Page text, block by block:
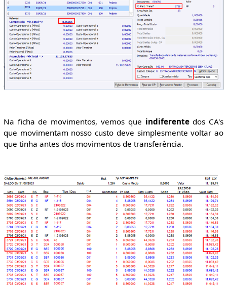
Na ficha de movimentos, vemos que indiferentedos CA's
que movimentam nosso custo deve simplesmente voltar ao
que tinha antes dos movimentos de transferência.